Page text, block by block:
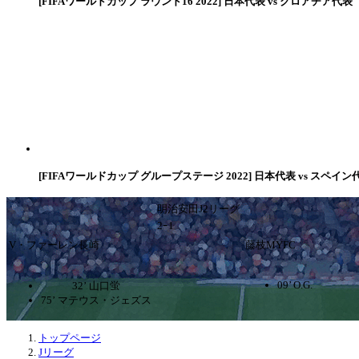
[FIFAワールドカップ グループステージ 2022] 日本代表 vs スペイン
明治安田J2リーグ
2ｰ1
V・ファーレン長崎
藤枝MYFC
32’ 山口蛍
75’ マテウス・ジェズス
09’ O.G.
トップページ
Jリーグ